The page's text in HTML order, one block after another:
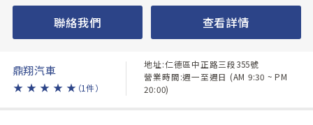
聯絡我們 查看詳情
鼎翔汽車
★ ★ ★ ★ ★ （1件）
地址:仁德區中正路三段355號
營業時間:週一至週日 (AM 9:30 ~ PM
20:00)